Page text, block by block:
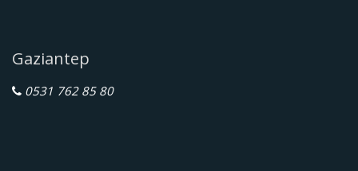
Gaziantep
0531 762 85 80